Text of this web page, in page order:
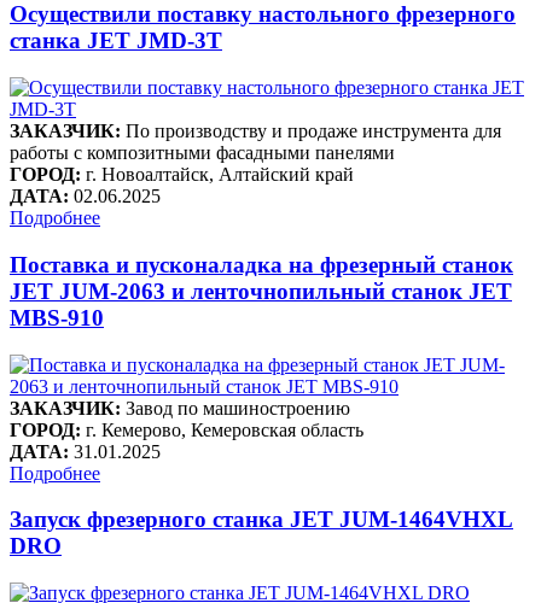
Осуществили поставку настольного фрезерного
станка JET JMD-3T
ЗАКАЗЧИК: По производству и продаже инструмента для
работы с композитными фасадными панелями
ГОРОД: г. Новоалтайск, Алтайский край
ДАТА: 02.06.2025
Подробнее
Поставка и пусконаладка на фрезерный станок
JET JUM-2063 и ленточнопильный станок JET
MBS-910
ЗАКАЗЧИК: Завод по машиностроению
ГОРОД: г. Кемерово, Кемеровская область
ДАТА: 31.01.2025
Подробнее
Запуск фрезерного станка JET JUM-1464VHXL
DRO